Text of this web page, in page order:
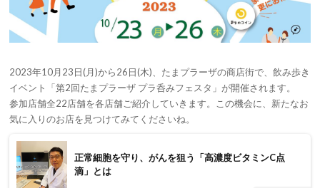
2023年10月23日(月)から26日(木)、たまプラーザの商店街で、飲み歩き
イベント「第2回たまプラーザ プラ呑みフェスタ」が開催されます。
参加店舗全22店舗を各店舗ご紹介していきます。この機会に、新たなお
気に入りのお店を見つけてみてくださいね。
正常細胞を守り、がんを狙う「高濃度ビタミンC点
滴」とは